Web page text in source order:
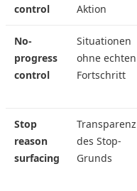
control
Aktion
No-
progress
control
Situationen
ohne echten
Fortschritt
Stop
reason
surfacing
Transparenz
des Stop-
Grunds